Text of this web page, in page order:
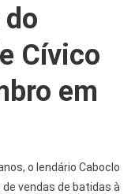
Cívico
em
o lendário Caboclo
vendas de batidas à